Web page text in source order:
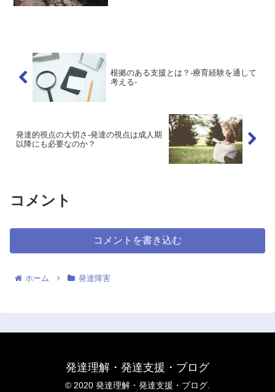
根拠のある支援とは？-療育経験を通して
考える-
発達的視点の大切さ-発達の視点は成人期
以降にも必要なのか？
コメント
コメントを書き込む
ホーム 発達障害
発達理解・発達支援・ブログ
© 2020 発達理解・発達支援・ブログ.